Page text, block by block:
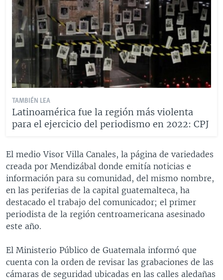
TAMBIÉN LEA
Latinoamérica fue la región más violenta
para el ejercicio del periodismo en 2022: CPJ
El medio Visor Villa Canales, la página de variedades
creada por Mendizábal donde emitía noticias e
información para su comunidad, del mismo nombre,
en las periferias de la capital guatemalteca, ha
destacado el trabajo del comunicador; el primer
periodista de la región centroamericana asesinado
este año.
El Ministerio Público de Guatemala informó que
cuenta con la orden de revisar las grabaciones de las
cámaras de seguridad ubicadas en las calles aledañas